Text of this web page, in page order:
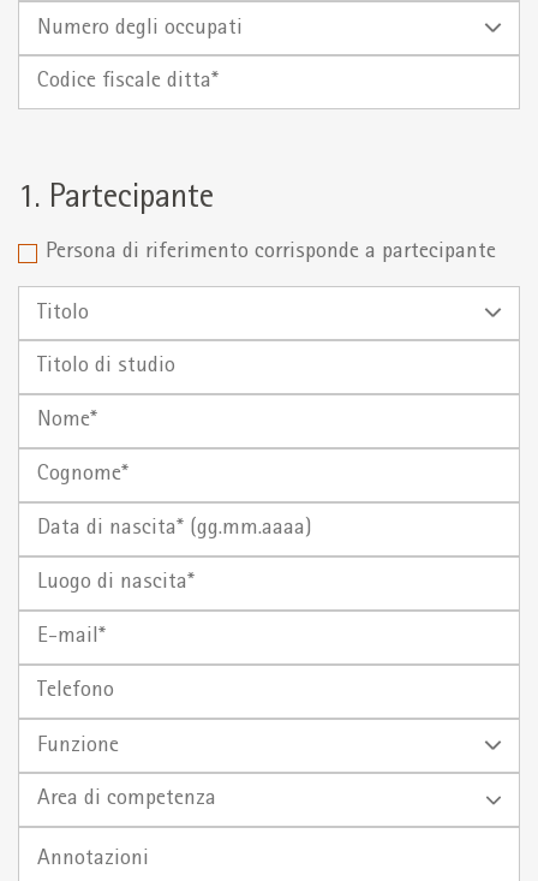
Numero
occupati
Codice
1. Partecipante
Persona di riferimento corrisponde a partecipante
Titolo
Titolo
studio
Nome
Cognome
Data di
nascita*
(gg.mm.aaaa)
Luogo
nascita
Telefono
Funzione
Area di competenza